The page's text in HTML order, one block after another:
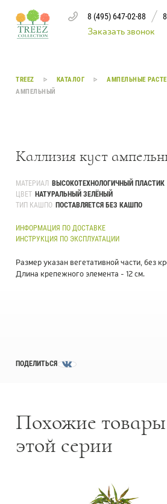
8 (495) 647-02-88
Заказать звонок
Каталог
Растения, кусты, мох и
Ампельные растения
Кашпо 256
Дизайнерские
Цветы
Товары с 3D-моделями
TREEZ КАТАЛОГ АМПЕЛЬНЫЕ
АМПЕЛЬНЫЙ
Каллизия куст
МАТЕРИАЛ ВЫСОКОТЕХНОЛОГИЧНЫЙ ПЛАСТИК
ЦВЕТ НАТУРАЛЬНЫЙ ЗЕЛЁНЫЙ
ТИП КАШПО ПОСТАВЛЯЕТСЯ БЕЗ КАШПО
ИНФОРМАЦИЯ ПО ДОСТАВКЕ
ИНСТРУКЦИЯ ПО ЭКСПЛУАТАЦИИ
Размер указан вегетативной части, без
Длина крепежного элемента - 12 см.
ПОДЕЛИТЬСЯ
Похожие товары
этой серии